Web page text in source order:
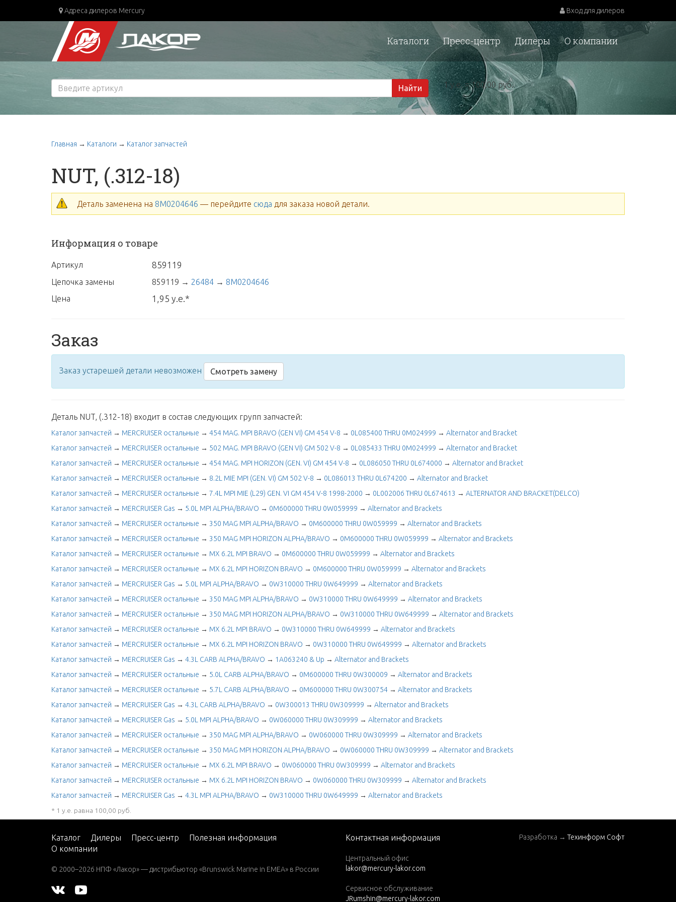
Адреса дилеров Mercury Вход для дилеров
О компании
Дилеры
Пресс-центр
Каталоги
Найти 1 у.е. = 100,00 руб.
Главная → Каталоги → Каталог запчастей
NUT, (.312-18)
Деталь заменена на 8M0204646 — перейдите сюда для заказа новой детали.
Информация о товаре
Артикул 859119
Цепочка замены 859119 → 26484 → 8M0204646
Цена
1,95 у.е.*
Заказ
Заказ устарешей детали невозможен Смотреть замену
Деталь NUT, (.312-18) входит в состав следующих групп запчастей:
Каталог запчастей → MERCRUISER остальные → 454 MAG. MPI BRAVO (GEN VI) GM 454 V-8 → 0L085400 THRU 0M024999 → Alternator and Bracket
Каталог запчастей → MERCRUISER остальные → 502 MAG. MPI BRAVO (GEN VI) GM 502 V-8 → 0L085433 THRU 0M024999 → Alternator and Bracket
Каталог запчастей → MERCRUISER остальные → 454 MAG. MPI HORIZON (GEN. VI) GM 454 V-8 → 0L086050 THRU 0L674000 → Alternator and Bracket
Каталог запчастей → MERCRUISER остальные → 8.2L MIE MPI (GEN. VI) GM 502 V-8 → 0L086013 THRU 0L674200 → Alternator and Bracket
Каталог запчастей → MERCRUISER остальные → 7.4L MPI MIE (L29) GEN. VI GM 454 V-8 1998-2000 → 0L002006 THRU 0L674613 → ALTERNATOR AND BRACKET(DELCO)
Каталог запчастей → MERCRUISER Gas → 5.0L MPI ALPHA/BRAVO → 0M600000 THRU 0W059999 → Alternator and Brackets
Каталог запчастей → MERCRUISER остальные → 350 MAG MPI ALPHA/BRAVO → 0M600000 THRU 0W059999 → Alternator and Brackets
Каталог запчастей → MERCRUISER остальные → 350 MAG MPI HORIZON ALPHA/BRAVO → 0M600000 THRU 0W059999 → Alternator and Brackets
Каталог запчастей → MERCRUISER остальные → MX 6.2L MPI BRAVO → 0M600000 THRU 0W059999 → Alternator and Brackets
Каталог запчастей → MERCRUISER остальные → MX 6.2L MPI HORIZON BRAVO → 0M600000 THRU 0W059999 → Alternator and Brackets
Каталог запчастей → MERCRUISER Gas → 5.0L MPI ALPHA/BRAVO → 0W310000 THRU 0W649999 → Alternator and Brackets
Каталог запчастей → MERCRUISER остальные → 350 MAG MPI ALPHA/BRAVO → 0W310000 THRU 0W649999 → Alternator and Brackets
Каталог запчастей → MERCRUISER остальные → 350 MAG MPI HORIZON ALPHA/BRAVO → 0W310000 THRU 0W649999 → Alternator and Brackets
Каталог запчастей → MERCRUISER остальные → MX 6.2L MPI BRAVO → 0W310000 THRU 0W649999 → Alternator and Brackets
Каталог запчастей → MERCRUISER остальные → MX 6.2L MPI HORIZON BRAVO → 0W310000 THRU 0W649999 → Alternator and Brackets
Каталог запчастей → MERCRUISER Gas → 4.3L CARB ALPHA/BRAVO → 1A063240 & Up → Alternator and Brackets
Каталог запчастей → MERCRUISER остальные → 5.0L CARB ALPHA/BRAVO → 0M600000 THRU 0W300009 → Alternator and Brackets
Каталог запчастей → MERCRUISER остальные → 5.7L CARB ALPHA/BRAVO → 0M600000 THRU 0W300754 → Alternator and Brackets
Каталог запчастей → MERCRUISER Gas → 4.3L CARB ALPHA/BRAVO → 0W300013 THRU 0W309999 → Alternator and Brackets
Каталог запчастей → MERCRUISER Gas → 5.0L MPI ALPHA/BRAVO → 0W060000 THRU 0W309999 → Alternator and Brackets
Каталог запчастей → MERCRUISER остальные → 350 MAG MPI ALPHA/BRAVO → 0W060000 THRU 0W309999 → Alternator and Brackets
Каталог запчастей → MERCRUISER остальные → 350 MAG MPI HORIZON ALPHA/BRAVO → 0W060000 THRU 0W309999 → Alternator and Brackets
Каталог запчастей → MERCRUISER остальные → MX 6.2L MPI BRAVO → 0W060000 THRU 0W309999 → Alternator and Brackets
Каталог запчастей → MERCRUISER остальные → MX 6.2L MPI HORIZON BRAVO → 0W060000 THRU 0W309999 → Alternator and Brackets
Каталог запчастей → MERCRUISER Gas → 4.3L MPI ALPHA/BRAVO → 0W310000 THRU 0W649999 → Alternator and Brackets
* 1 у.е. равна 100,00 руб.
Каталог Дилеры Пресс-центр
Полезная информация
О компании
© 2000–2026 НПФ «Лакор» — дистрибьютор «Brunswick Marine in EMEA» в России
Контактная информация
Центральный офис
lakor@mercury-lakor.com
Сервисное обслуживание
JRumshin@mercury-lakor.com
Разработка → Техинформ Софт